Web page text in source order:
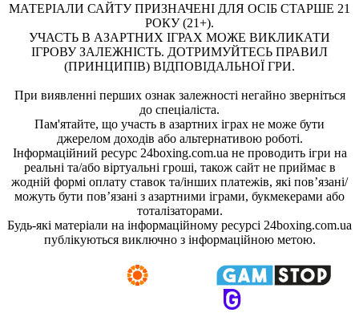
МАТЕРІАЛИ САЙТУ ПРИЗНАЧЕНІ ДЛЯ ОСІБ СТАРШЕ 21
РОКУ (21+).
УЧАСТЬ В АЗАРТНИХ ІГРАХ МОЖЕ ВИКЛИКАТИ
ІГРОВУ ЗАЛЕЖНІСТЬ. ДОТРИМУЙТЕСЬ ПРАВИЛ
(ПРИНЦИПІВ) ВІДПОВІДАЛЬНОЇ ГРИ.
При виявленні перших ознак залежності негайно зверніться
до спеціаліста.
Пам'ятайте, що участь в азартних іграх не може бути
джерелом доходів або альтернативою роботі.
Інформаційний ресурс 24boxing.com.ua не проводить ігри на
реальні та/або віртуальні гроші, також сайт не приймає в
жодній формі оплату ставок та/інших платежів, які пов’язані/
можуть бути пов’язані з азартними іграми, букмекерами або
тоталізаторами.
Будь-які матеріали на інформаційному ресурсі 24boxing.com.ua
публікуються виключно з інформаційною метою.